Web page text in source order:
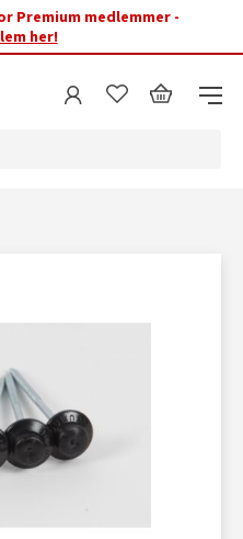
Premium medlemmer -
her!